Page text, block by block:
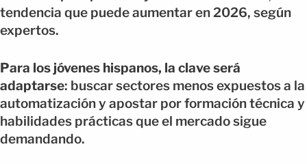
tendencia que puede aumentar en 2026, según
expertos.
Para los jóvenes hispanos, la clave será
adaptarse: buscar sectores menos expuestos a la
automatización y apostar por formación técnica y
habilidades prácticas que el mercado sigue
demandando.